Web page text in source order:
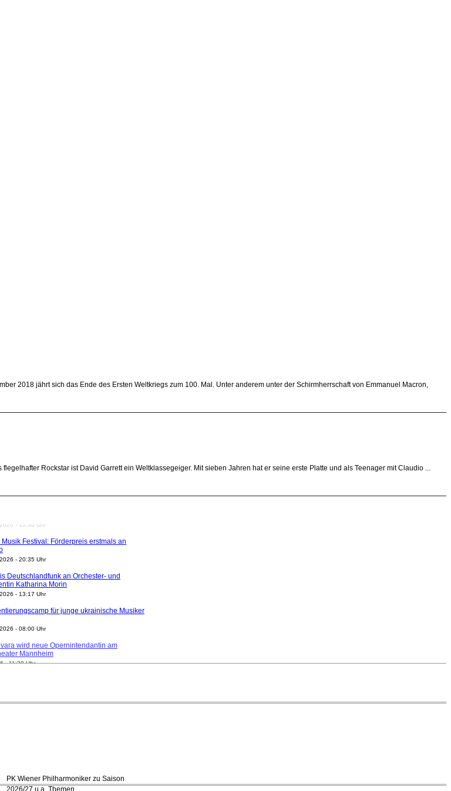
2018 jährt sich das Ende des Ersten Weltkriegs zum 100. Mal. Unter anderem unter der Schirmherrschaft von Emmanuel Macron,
Rockstar ist David Garrett ein Weltklassegeiger. Mit sieben Jahren hat er seine erste Platte und als Teenager mit Claudio ...
Musik Festival: Förderpreis erstmals an
- 20:35 Uhr
Deutschlandfunk an Orchester- und
Katharina Morin
- 13:17 Uhr
für junge ukrainische Musiker
- 08:00 Uhr
wird neue Opernintendantin am
Mannheim
- 11:39 Uhr
Heilbronn: Chefdirigent Risto Joost
PK Wiener Philharmoniker zu Saison
2026/27 u.a. Themen